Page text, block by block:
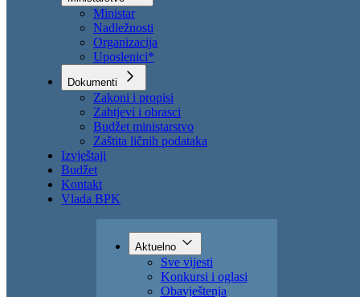
Obavještenja
Ministarstvo
Ministar
Nadležnosti
Organizacija
Uposlenici*
Dokumenti
Zakoni i propisi
Zahtjevi i obrasci
Budžet ministarstvo
Zaštita ličnih podataka
Izvještaji
Vlada BPK
Aktuelno